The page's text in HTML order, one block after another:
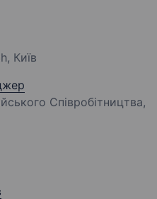
Київ
Співробітництва,